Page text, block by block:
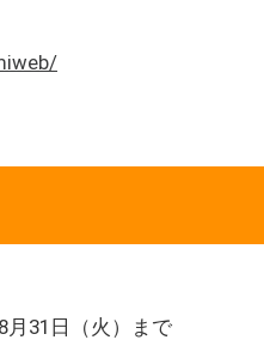
月31日（火）まで